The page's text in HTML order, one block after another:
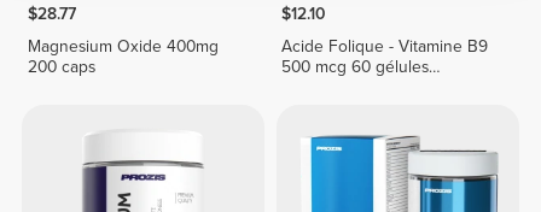
$28.77
Magnesium Oxide 400mg
200 caps
$12.10
Acide Folique - Vitamine B9
500 mcg 60 gélules